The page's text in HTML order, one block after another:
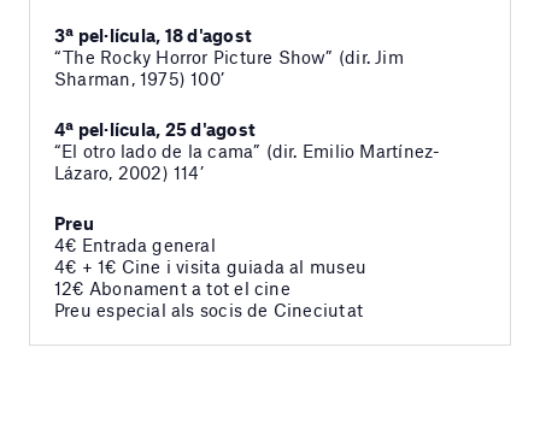
3ª pel·lícula, 18 d'agost
“The Rocky Horror Picture Show” (dir. Jim
Sharman, 1975) 100’
4ª pel·lícula, 25 d'agost
“El otro lado de la cama” (dir. Emilio Martínez-
Lázaro, 2002) 114’
Preu
4€ Entrada general
4€ + 1€ Cine i visita guiada al museu
12€ Abonament a tot el cine
Preu especial als socis de Cineciutat